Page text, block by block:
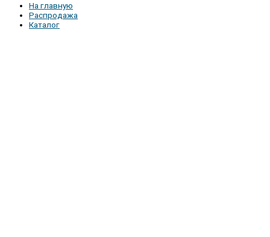
На главную
Распродажа
Каталог